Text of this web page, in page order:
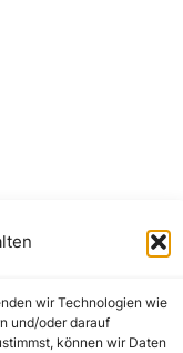
wir Technologien wie
und/oder darauf
können wir Daten